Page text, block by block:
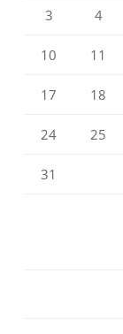
3 4
10 11
17 18
24 25
31